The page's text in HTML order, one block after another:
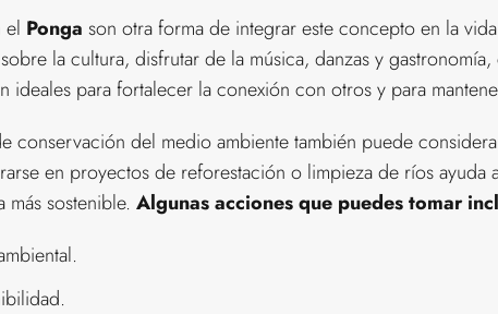
el Ponga son otra forma de integrar este concepto en la
la cultura, disfrutar de la música, danzas y
ideales para fortalecer la conexión con otros y para
conservación del medio ambiente también puede
en proyectos de reforestación o limpieza de ríos ayuda
sostenible. Algunas acciones que puedes tomar